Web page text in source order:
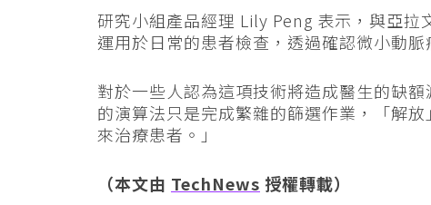
研究小組產品經理 Lily Peng 表示，與亞
運用於日常的患者檢查，透過確認微小動
對於一些人認為這項技術將造成醫生的缺
的演算法只是完成繁雜的篩選作業，「解
來治療患者。」
（本文由 TechNews 授權轉載）